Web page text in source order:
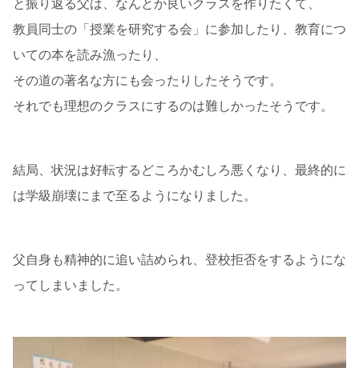
と振り返る父は、なんとか良いクラスを作りたくて、
教員同士の「授業を研究する会」に参加したり、教育につ
いての本を読み漁ったり、
その道の著名な方にも会ったりしたそうです。
それでも理想のクラスにするのは難しかったそうです。
結局、状況は好転するどころかむしろ悪くなり、最終的に
は学級崩壊にまで至るようになりました。
父自身も精神的に追い詰められ、登校拒否をするようにな
ってしまいました。